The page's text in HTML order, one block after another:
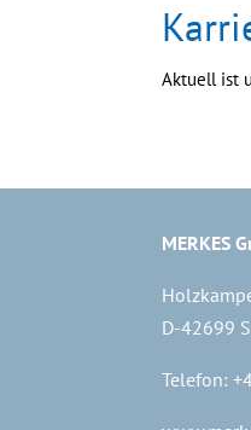
Aktuell ist
MERKES
D-42699
Telefon: